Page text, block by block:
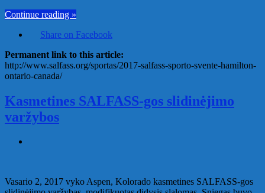
Continue reading »
Share on Facebook
Permanent link to this article:
http://www.salfass.org/sportas/2017-salfass-sporto-svente-hamilton-
ontario-canada/
Kasmetines SALFASS-gos slidinėjimo
varžybos
Vasario 2, 2017 vyko Aspen, Kolorado kasmetines SALFASS-gos